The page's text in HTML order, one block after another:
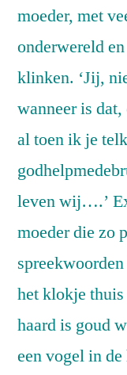
moeder, met
onderwereld
klinken. ‘Jij,
wanneer is
al toen ik je
leven wij….’
moeder die zo
het klokje
haard is goud
een vogel in